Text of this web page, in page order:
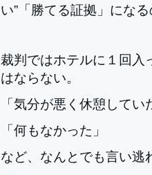
い”「勝てる証拠」にな
裁判ではホテルに１回入
はならない。
「気分が悪く休憩してい
「何もなかった」
など、なんとでも言い逃